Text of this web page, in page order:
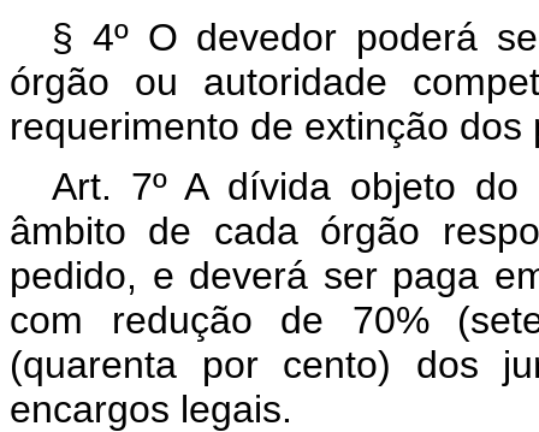
§ 4º O devedor poderá
órgão ou autoridade
requerimento de extinção
Art. 7º A dívida objeto do
âmbito de cada órgão
pedido, e deverá ser paga
com redução de 70%
(quarenta por cento) dos
encargos legais.